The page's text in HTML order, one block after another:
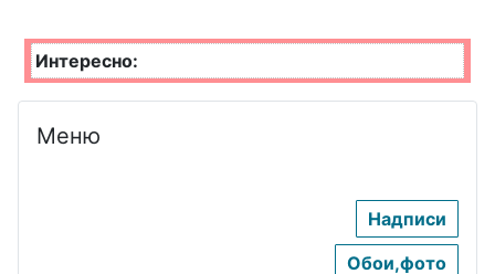
Интересно:
Меню
Надписи
Обои,фото